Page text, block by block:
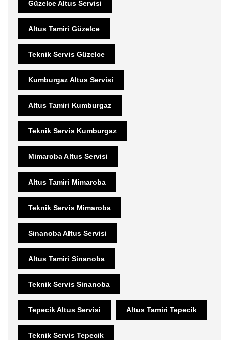
Güzelce Altus Servisi
Altus Tamiri Güzelce
Teknik Servis Güzelce
Kumburgaz Altus Servisi
Altus Tamiri Kumburgaz
Teknik Servis Kumburgaz
Mimaroba Altus Servisi
Altus Tamiri Mimaroba
Teknik Servis Mimaroba
Sinanoba Altus Servisi
Altus Tamiri Sinanoba
Teknik Servis Sinanoba
Tepecik Altus Servisi Altus Tamiri Tepecik
Teknik Servis Tepecik